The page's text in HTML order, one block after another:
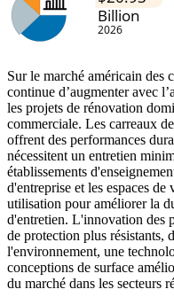
Sur le marché américain des
continue d’augmenter avec
les projets de rénovation
commerciale. Les carreaux
offrent des performances
nécessitent un entretien
établissements
d'entreprise et les espaces de
utilisation pour améliorer la
d'entretien. L'innovation des
de protection plus résistants,
l'environnement, une
conceptions de surface
du marché dans les secteurs